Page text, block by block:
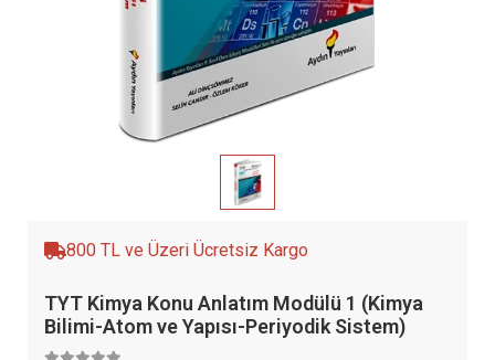
800 TL ve Üzeri Ücretsiz Kargo
TYT Kimya Konu Anlatım Modülü 1 (Kimya
Bilimi-Atom ve Yapısı-Periyodik Sistem)